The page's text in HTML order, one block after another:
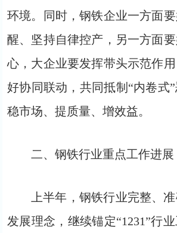
环境。同时，钢铁企业一方面
醒、坚持自律控产，另一方面
心，大企业要发挥带头示范作
好协同联动，共同抵制“内卷式
稳市场、提质量、增效益。
二、钢铁行业重点工作进展
上半年，钢铁行业完整、
发展理念，继续锚定“1231”行